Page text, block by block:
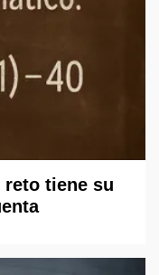
reto tiene su